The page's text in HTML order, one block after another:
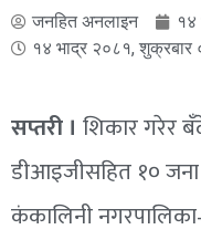
जनहित अनलाइन
१४
१४ भाद्र २०८१, शुक्रबार
सप्तरी । शिकार गरेर
डीआइजीसहित १०
कंकालिनी